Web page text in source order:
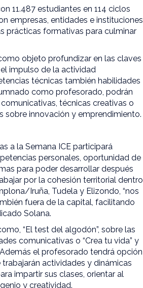
11.487 estudiantes en 114 ciclos
empresas, entidades e instituciones
prácticas formativas para culminar
objeto profundizar en las claves
impulso de la actividad
técnicas también habilidades
como profesorado, podrán
técnicas creativas o
sobre innovación y emprendimiento.
a la Semana ICE participará
personales, oportunidad de
para poder desarrollar después
por la cohesión territorial dentro
Iruña, Tudela y Elizondo, “nos
fuera de la capital, facilitando
Solana.
“El test del algodón”, sobre las
comunicativas o “Crea tu vida” y
el profesorado tendrá opción
actividades y dinámicas
impartir sus clases, orientar al
y creatividad.